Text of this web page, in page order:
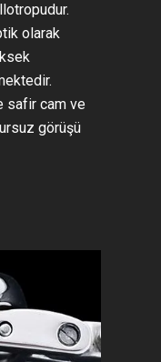
olarak
safir cam ve
görüşü